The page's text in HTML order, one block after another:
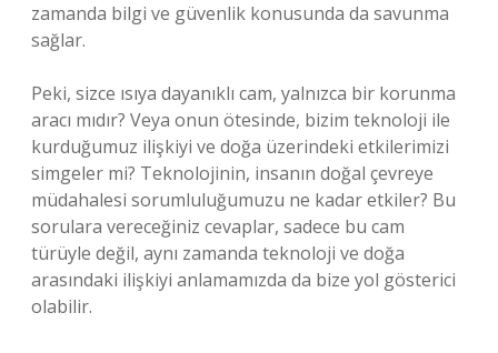
zamanda bilgi ve güvenlik konusunda da savunma
sağlar.
Peki, sizce ısıya dayanıklı cam, yalnızca bir korunma
aracı mıdır? Veya onun ötesinde, bizim teknoloji ile
kurduğumuz ilişkiyi ve doğa üzerindeki etkilerimizi
simgeler mi? Teknolojinin, insanın doğal çevreye
müdahalesi sorumluluğumuzu ne kadar etkiler? Bu
sorulara vereceğiniz cevaplar, sadece bu cam
türüyle değil, aynı zamanda teknoloji ve doğa
arasındaki ilişkiyi anlamamızda da bize yol gösterici
olabilir.